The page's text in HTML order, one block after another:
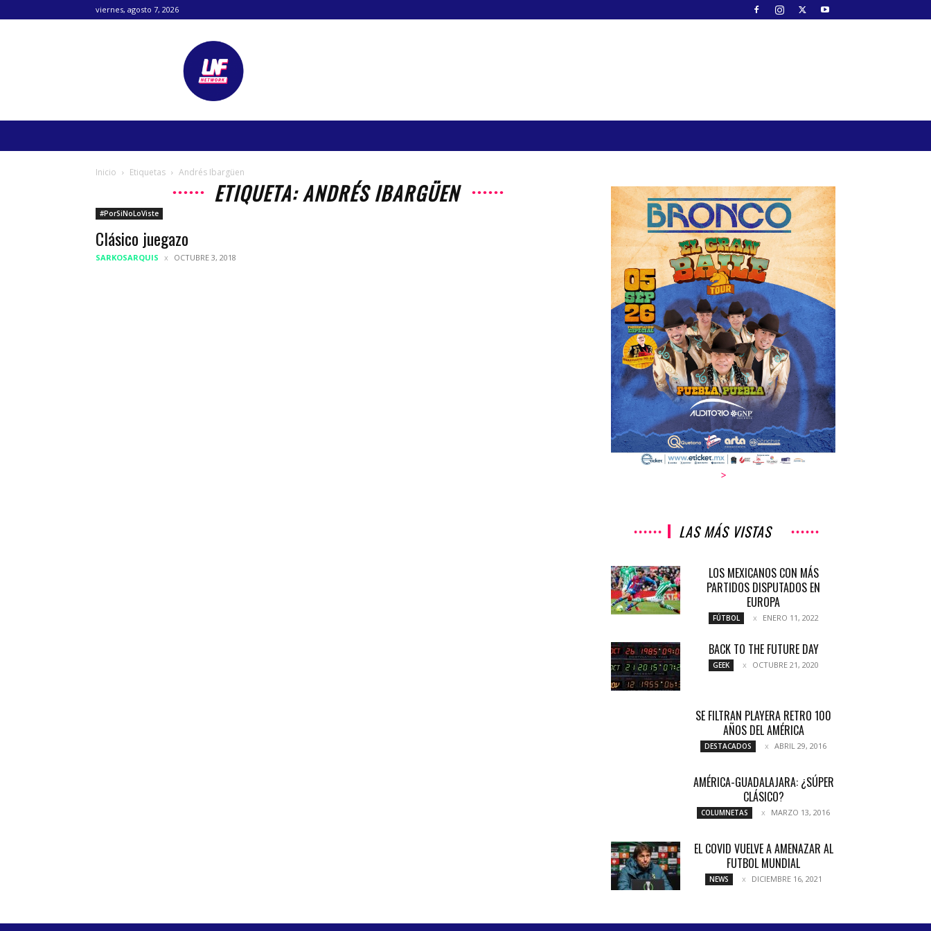
viernes, agosto 7, 2026
Lanetafutbolera
Inicio Etiquetas Andrés Ibargüen
ETIQUETA: ANDRÉS IBARGÜEN
#PorSiNoLoViste
Clásico juegazo
SARKOSARQUIS OCTUBRE 3, 2018
>
LAS MÁS VISTAS
LOS MEXICANOS CON MÁS
PARTIDOS DISPUTADOS EN
EUROPA
FÚTBOL ENERO 11, 2022
BACK TO THE FUTURE DAY
GEEK OCTUBRE 21, 2020
SE FILTRAN PLAYERA RETRO 100
AÑOS DEL AMÉRICA
DESTACADOS ABRIL 29, 2016
AMÉRICA-GUADALAJARA: ¿SÚPER
CLÁSICO?
COLUMNETAS MARZO 13, 2016
EL COVID VUELVE A AMENAZAR AL
FUTBOL MUNDIAL
NEWS DICIEMBRE 16, 2021